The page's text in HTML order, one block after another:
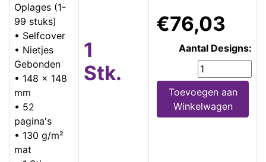
Oplages (1-
99 stuks)
• Selfcover
• Nietjes
Gebonden
• 148 x 148
mm
• 52
pagina's
• 130 g/m²
mat
1
Stk.
€76,03
Aantal Designs:
Toevoegen aan
Winkelwagen